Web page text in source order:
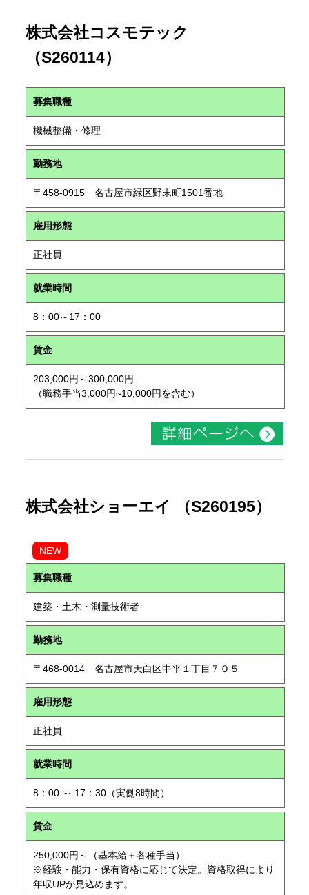
株式会社コスモテック
（S260114）
募集職種
機械整備・修理
勤務地
〒458-0915 名古屋市緑区野末町1501番地
雇用形態
正社員
就業時間
8：00～17：00
賃金
203,000円～300,000円
（職務手当3,000円~10,000円を含む）
株式会社ショーエイ （S260195）
NEW
募集職種
建築・土木・測量技術者
勤務地
〒468-0014 名古屋市天白区中平１丁目７０５
雇用形態
正社員
就業時間
8：00 ～ 17：30（実働8時間）
賃金
250,000円～（基本給＋各種手当）
※経験・能力・保有資格に応じて決定。資格取得により
年収UPが見込めます。